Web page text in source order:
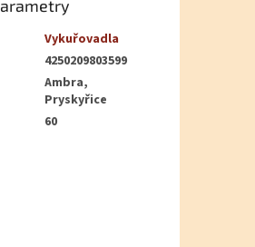
Vykuřovadla
4250209803599
Ambra,
Pryskyřice
60